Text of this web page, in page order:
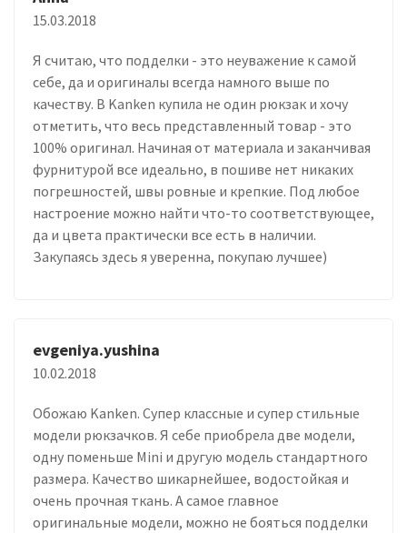
15.03.2018
Я считаю, что подделки - это неуважение к самой
себе, да и оригиналы всегда намного выше по
качеству. В Kanken купила не один рюкзак и хочу
отметить, что весь представленный товар - это
100% оригинал. Начиная от материала и заканчивая
фурнитурой все идеально, в пошиве нет никаких
погрешностей, швы ровные и крепкие. Под любое
настроение можно найти что-то соответствующее,
да и цвета практически все есть в наличии.
Закупаясь здесь я уверенна, покупаю лучшее)
evgeniya.yushina
10.02.2018
Обожаю Kanken. Супер классные и супер стильные
модели рюкзачков. Я себе приобрела две модели,
одну поменьше Mini и другую модель стандартного
размера. Качество шикарнейшее, водостойкая и
очень прочная ткань. А самое главное
оригинальные модели, можно не бояться подделки